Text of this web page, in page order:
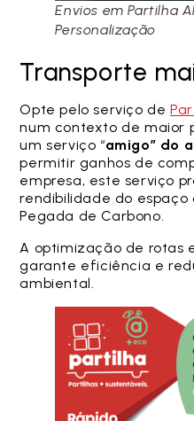
Envios em Partilha
Personalização
Transporte
Opte pelo serviço de
num contexto de maior
um serviço “amigo” do
permitir ganhos de
empresa, este serviço
rendibilidade do espaço
Pegada de Carbono.
A optimização de rotas
garante eficiência e
ambiental.